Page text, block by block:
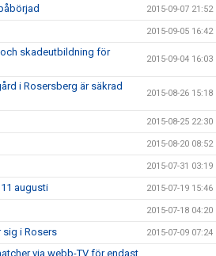
2015-09-07 21:52
2015-09-05 16:42
och skadeutbildning för
2015-09-04 16:03
i Rosersberg är säkrad
2015-08-26 15:18
2015-08-25 22:30
2015-08-20 08:52
2015-07-31 03:19
augusti 2015-07-19 15:46
2015-07-18 04:20
sig i Rosers 2015-07-09 07:24
via webb-TV för endast